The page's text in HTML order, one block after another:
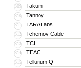
309 Takumi
310 Tannoy
311 TARA Labs
312 Tchernov Cable
313 TCL
314 TEAC
315 Tellurium Q